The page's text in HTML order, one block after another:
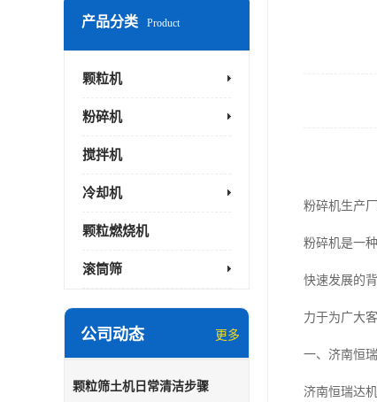
产品分类 Product
颗粒机
粉碎机
搅拌机
冷却机
颗粒燃烧机
滚筒筛
公司动态 更多
颗粒筛土机日常清洁步骤
粉碎机生产
粉碎机是一
快速发展的
力于为广大
一、济南恒
济南恒瑞达